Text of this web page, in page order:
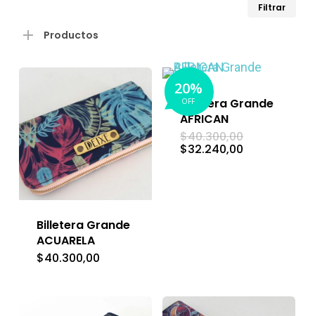
Filtrar
Productos
Billetera Grande
ACUARELA
$40.300,00
OFF
20%
Billetera Grande
AFRICAN
$40.300,00El
$32.240,00